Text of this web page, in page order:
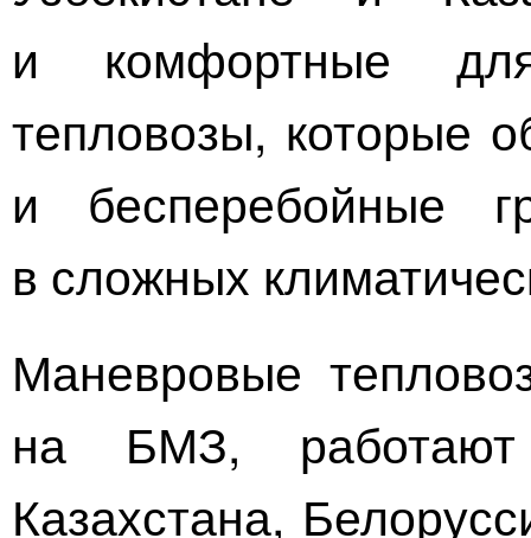
и комфортные
тепловозы, которые
и бесперебойные
в сложных
Маневровые
на БМЗ,
Казахстана,